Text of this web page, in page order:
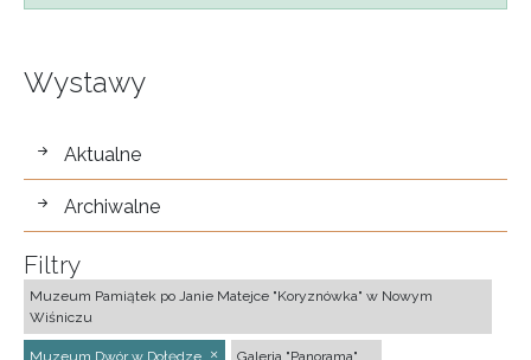
Wystawy
wystawy
Aktualne
Archiwalne
Filtry
Muzeum Pamiątek po Janie Matejce "Koryznówka" w Nowym
Wiśniczu
Muzeum Dwór w Dołędze Galeria "Panorama"